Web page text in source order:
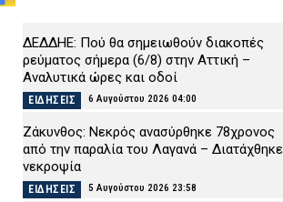
ΔΕΔΔΗΕ: Πού θα σημειωθούν διακοπές
ρεύματος σήμερα (6/8) στην Αττική –
Αναλυτικά ώρες και οδοί
ΕΙΔΗΣΕΙΣ 6 Αυγούστου 2026 04:00
Ζάκυνθος: Νεκρός ανασύρθηκε 78χρονος
από την παραλία του Λαγανά – Διατάχθηκε
νεκροψία
ΕΙΔΗΣΕΙΣ 5 Αυγούστου 2026 23:58